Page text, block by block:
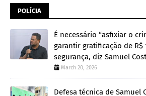
POLÍCIA
É necessário “asfixiar o
garantir gratificação de R$
segurança, diz Samuel
March 20, 2026
Defesa técnica de Samuel